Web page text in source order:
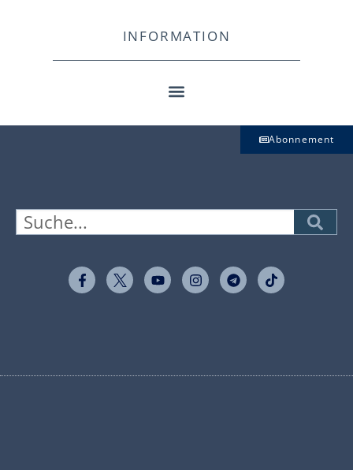
INFORMATION
Abonnement